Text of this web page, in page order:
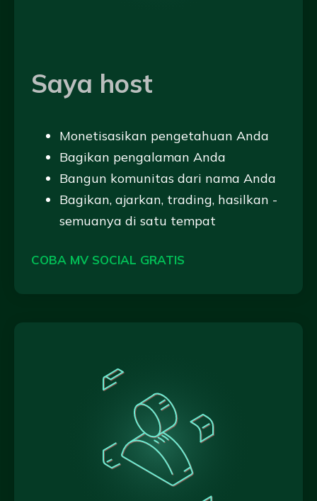
Saya host
Monetisasikan pengetahuan Anda
Bagikan pengalaman Anda
Bangun komunitas dari nama Anda
Bagikan, ajarkan, trading, hasilkan -
semuanya di satu tempat
COBA MV SOCIAL GRATIS